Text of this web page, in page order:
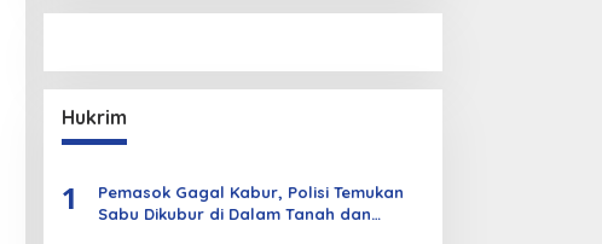
Hukrim
1
Pemasok Gagal Kabur, Polisi Temukan
Sabu Dikubur di Dalam Tanah dan